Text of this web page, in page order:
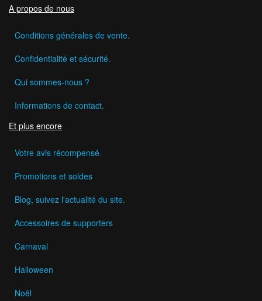
A propos de nous
Conditions générales de vente.
Confidentialité et sécurité.
Qui sommes-nous ?
Informations de contact.
Et plus encore
Votre avis récompensé.
Promotions et soldes
Blog, suivez l'actualité du site.
Accessoires de supporters
Carnaval
Halloween
Noël